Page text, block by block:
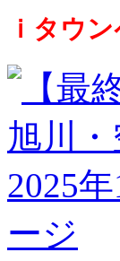
ｉタウ
ージ